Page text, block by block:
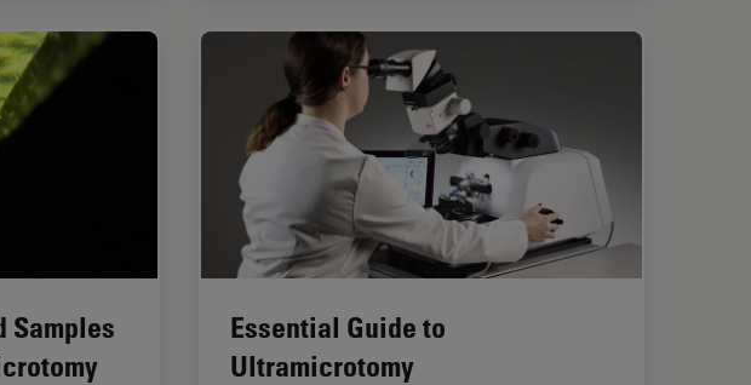
Samples
Essential Guide to
Ultramicrotomy